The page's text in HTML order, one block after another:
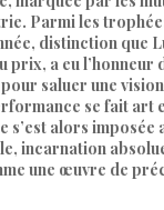
Parmi les
distinction que
prix, a eu l’honneur
saluer une
se fait art
s’est alors imposée
incarnation
une œuvre de